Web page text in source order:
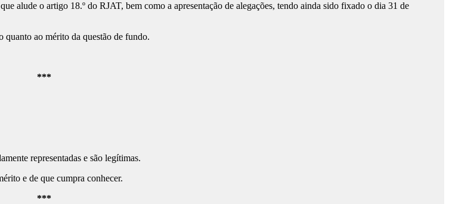
alude o artigo 18.º do RJAT, bem como a apresentação de alegações, tendo ainda sido fixado o dia 31 de
quanto ao mérito da questão de fundo.
***
representadas e são legítimas.
e de que cumpra conhecer.
***